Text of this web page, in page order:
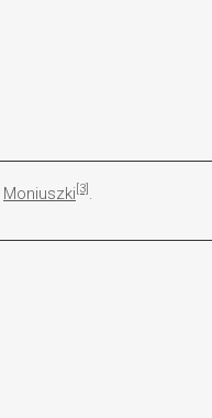
Moniuszki [3] .